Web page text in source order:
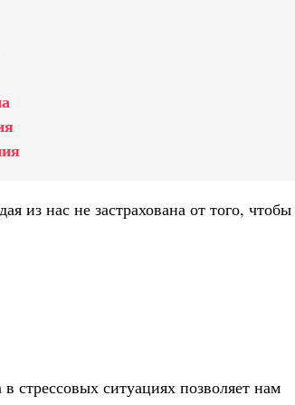
из нас не застрахована от того,
стрессовых ситуациях позволяет нам